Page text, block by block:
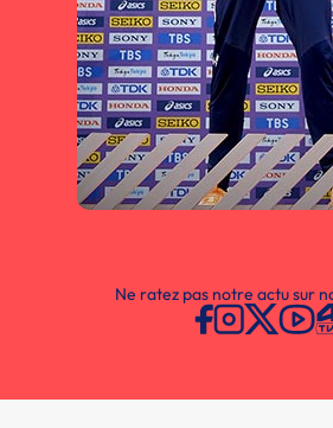
Ne ratez pas notre actu sur